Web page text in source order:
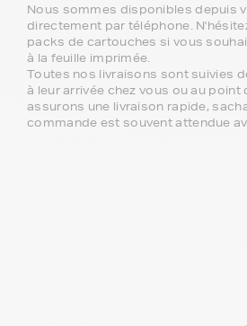
Nous sommes disponibles depuis
directement par téléphone.
packs de cartouches si vous
à la feuille imprimée.
Toutes nos livraisons sont suivies
à leur arrivée chez vous ou au point
assurons une livraison rapide,
commande est souvent attendue